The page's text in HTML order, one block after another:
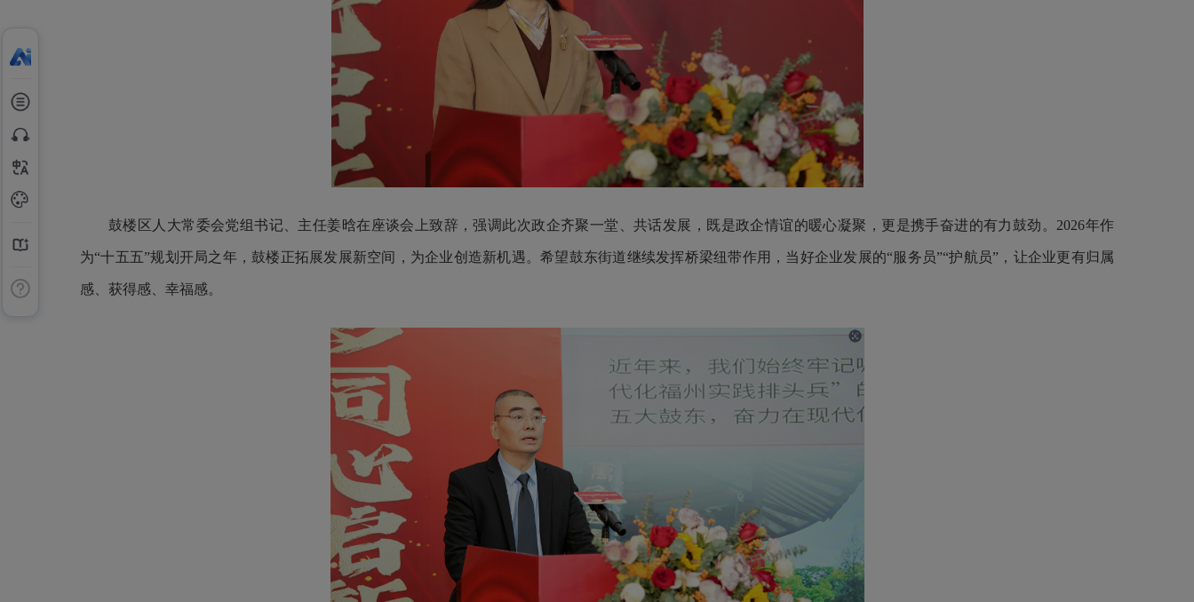
鼓楼区人大常委会党组书记、主任姜晗在座谈会上致辞，强调此次政企齐聚一堂、共话发展，既是政企情谊的暖心凝聚，更是携手奋进的有力鼓劲。2026年作
为“十五五”规划开局之年，鼓楼正拓展发展新空间，为企业创造新机遇。希望鼓东街道继续发挥桥梁纽带作用，当好企业发展的“服务员”“护航员”，让企业更有归属
感、获得感、幸福感。